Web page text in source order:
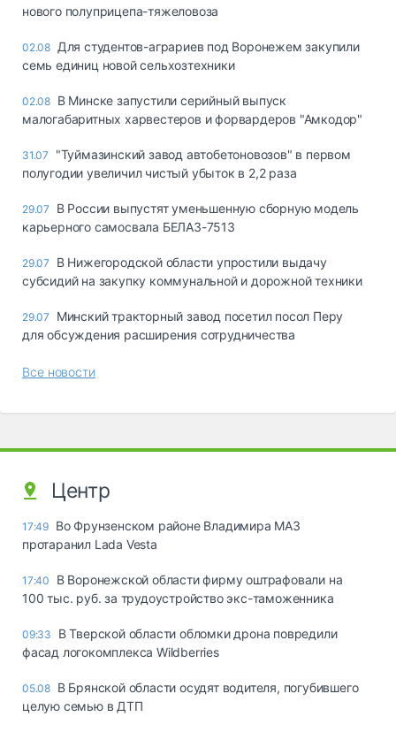
нового полуприцепа-тяжеловоза
02.08 Для студентов-аграриев под Воронежем закупили
семь единиц новой сельхозтехники
02.08 В Минске запустили серийный выпуск
малогабаритных харвестеров и форвардеров "Амкодор"
31.07
"Туймазинский завод автобетоновозов" в первом
полугодии увеличил чистый убыток в 2,2 раза
29.07
В России выпустят уменьшенную сборную модель
карьерного самосвала БЕЛАЗ-7513
29.07
В Нижегородской области упростили выдачу
субсидий на закупку коммунальной и дорожной техники
29.07
Минский тракторный завод посетил посол Перу
для обсуждения расширения сотрудничества
Все новости
Центр
17:49 Во Фрунзенском районе Владимира МАЗ
протаранил Lada Vesta
17:40
В Воронежской области фирму оштрафовали на
100 тыс. руб. за трудоустройство экс-таможенника
09:33
В Тверской области обломки дрона повредили
фасад логокомплекса Wildberries
05.08 В Брянской области осудят водителя, погубившего
целую семью в ДТП